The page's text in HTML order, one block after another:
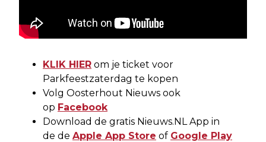
KLIK HIER om je ticket voor
Parkfeestzaterdag te kopen
Volg Oosterhout Nieuws ook
op Facebook
Download de gratis Nieuws.NL App in
de de Apple App Store of Google Play